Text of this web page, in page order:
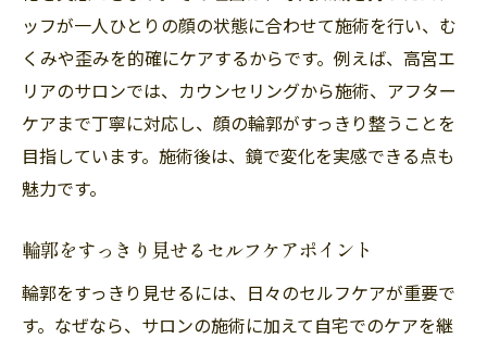
ッフが一人ひとりの顔の状態に合わせて施術を行い、む
くみや歪みを的確にケアするからです。例えば、高宮エ
リアのサロンでは、カウンセリングから施術、アフター
ケアまで丁寧に対応し、顔の輪郭がすっきり整うことを
目指しています。施術後は、鏡で変化を実感できる点も
魅力です。
輪郭をすっきり見せるセルフケアポイント
輪郭をすっきり見せるには、日々のセルフケアが重要で
す。なぜなら、サロンの施術に加えて自宅でのケアを継